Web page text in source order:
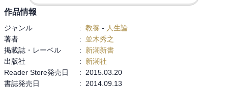
作品情報
ジャンル : 教養 - 人生論
著者
:
並木秀之
掲載誌・レーベル
:
新潮新書
出版社
:
新潮社
Reader Store発売日
:
2015.03.20
書誌発売日
:
2014.09.13